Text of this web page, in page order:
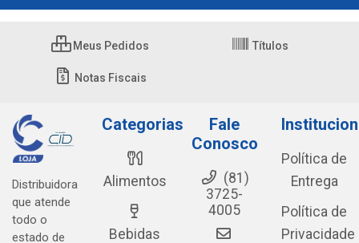
Meus Pedidos Títulos
Notas Fiscais
Distribuidora
que atende
todo o
estado de
Categorias
Alimentos
Bebidas
Fale
Conosco
(81)
3725-
4005
Política de
Entrega
Política de
Privacidade